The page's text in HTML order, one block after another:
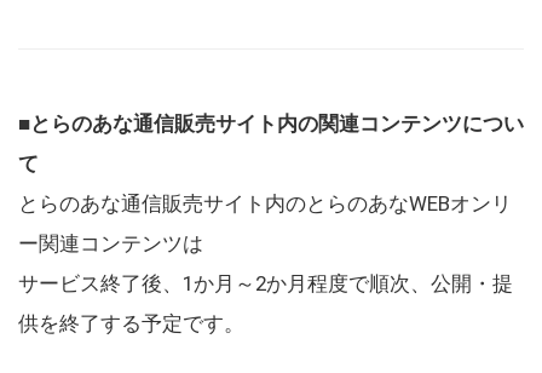
■とらのあな通信販売サイト内の関連コンテンツについ
て
とらのあな通信販売サイト内のとらのあなWEBオンリ
ー関連コンテンツは
サービス終了後、1か月～2か月程度で順次、公開・提
供を終了する予定です。